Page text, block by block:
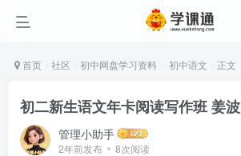
首页 社区 初中网盘学习资料 初中语文 正文
初二新生语文年卡阅读写作班 姜波
管理小助手
2年前发布 8次阅读